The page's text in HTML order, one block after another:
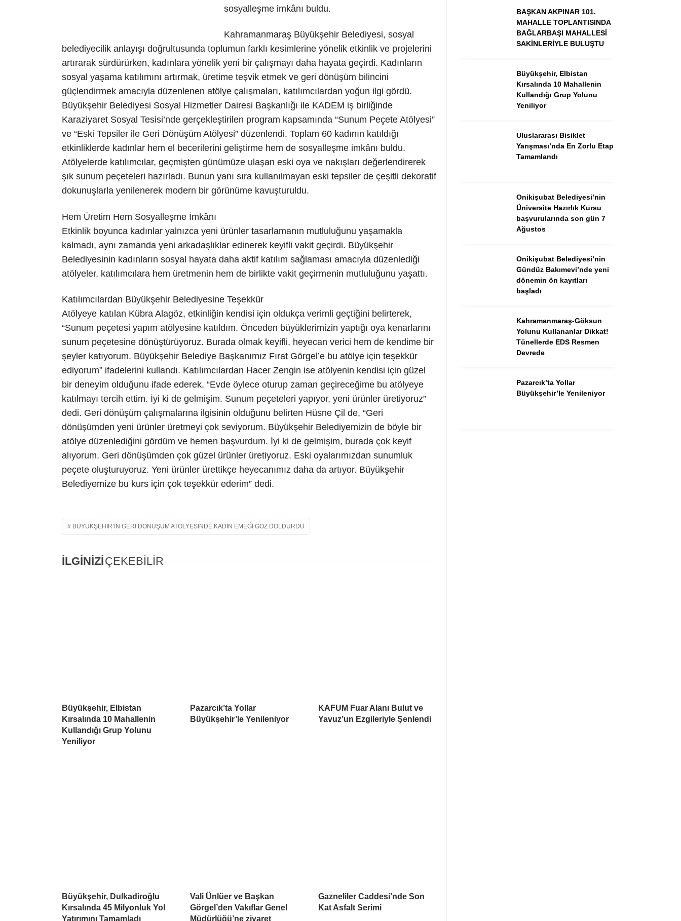
WhatsApp İhbar Hattı
Facebook
Youtube
sosyalleşme imkânı buldu.
Kahramanmaraş Büyükşehir Belediyesi, sosyal
belediyecilik anlayışı doğrultusunda toplumun farklı kesimlerine yönelik etkinlik ve projelerini
artırarak sürdürürken, kadınlara yönelik yeni bir çalışmayı daha hayata geçirdi. Kadınların
sosyal yaşama katılımını artırmak, üretime teşvik etmek ve geri dönüşüm bilincini
güçlendirmek amacıyla düzenlenen atölye çalışmaları, katılımcılardan yoğun ilgi gördü.
Büyükşehir Belediyesi Sosyal Hizmetler Dairesi Başkanlığı ile KADEM iş birliğinde
Karaziyaret Sosyal Tesisi’nde gerçekleştirilen program kapsamında “Sunum Peçete Atölyesi”
ve “Eski Tepsiler ile Geri Dönüşüm Atölyesi” düzenlendi. Toplam 60 kadının katıldığı
etkinliklerde kadınlar hem el becerilerini geliştirme hem de sosyalleşme imkânı buldu.
Atölyelerde katılımcılar, geçmişten günümüze ulaşan eski oya ve nakışları değerlendirerek
şık sunum peçeteleri hazırladı. Bunun yanı sıra kullanılmayan eski tepsiler de çeşitli dekoratif
dokunuşlarla yenilenerek modern bir görünüme kavuşturuldu.
Hem Üretim Hem Sosyalleşme İmkânı
Etkinlik boyunca kadınlar yalnızca yeni ürünler tasarlamanın mutluluğunu yaşamakla
kalmadı, aynı zamanda yeni arkadaşlıklar edinerek keyifli vakit geçirdi. Büyükşehir
Belediyesinin kadınların sosyal hayata daha aktif katılım sağlaması amacıyla düzenlediği
atölyeler, katılımcılara hem üretmenin hem de birlikte vakit geçirmenin mutluluğunu yaşattı.
Katılımcılardan Büyükşehir Belediyesine Teşekkür
Atölyeye katılan Kübra Alagöz, etkinliğin kendisi için oldukça verimli geçtiğini belirterek,
“Sunum peçetesi yapım atölyesine katıldım. Önceden büyüklerimizin yaptığı oya kenarlarını
sunum peçetesine dönüştürüyoruz. Burada olmak keyifli, heyecan verici hem de kendime bir
şeyler katıyorum. Büyükşehir Belediye Başkanımız Fırat Görgel’e bu atölye için teşekkür
ediyorum” ifadelerini kullandı. Katılımcılardan Hacer Zengin ise atölyenin kendisi için güzel
bir deneyim olduğunu ifade ederek, “Evde öylece oturup zaman geçireceğime bu atölyeye
katılmayı tercih ettim. İyi ki de gelmişim. Sunum peçeteleri yapıyor, yeni ürünler üretiyoruz”
dedi. Geri dönüşüm çalışmalarına ilgisinin olduğunu belirten Hüsne Çil de, “Geri
dönüşümden yeni ürünler üretmeyi çok seviyorum. Büyükşehir Belediyemizin de böyle bir
atölye düzenlediğini gördüm ve hemen başvurdum. İyi ki de gelmişim, burada çok keyif
alıyorum. Geri dönüşümden çok güzel ürünler üretiyoruz. Eski oyalarımızdan sunumluk
peçete oluşturuyoruz. Yeni ürünler ürettikçe heyecanımız daha da artıyor. Büyükşehir
Belediyemize bu kurs için çok teşekkür ederim” dedi.
BÜYÜKŞEHIR’IN GERI DÖNÜŞÜM ATÖLYESINDE KADIN EMEĞI GÖZ DOLDURDU
İLGİNİZİÇEKEBİLİR
Büyükşehir, Elbistan
Kırsalında 10 Mahallenin
Kullandığı Grup Yolunu
Yeniliyor
Pazarcık’ta Yollar
Büyükşehir’le Yenileniyor
KAFUM Fuar Alanı Bulut ve
Yavuz’un Ezgileriyle Şenlendi
Büyükşehir, Dulkadiroğlu
Kırsalında 45 Milyonluk Yol
Yatırımını Tamamladı
Vali Ünlüer ve Başkan
Görgel’den Vakıflar Genel
Müdürlüğü’ne ziyaret
Gazneliler Caddesi’nde Son
Kat Asfalt Serimi
BAŞKAN AKPINAR 101.
MAHALLE TOPLANTISINDA
BAĞLARBAŞI MAHALLESİ
SAKİNLERİYLE BULUŞTU
Büyükşehir, Elbistan
Kırsalında 10 Mahallenin
Kullandığı Grup Yolunu
Yeniliyor
Uluslararası Bisiklet
Yarışması’nda En Zorlu Etap
Tamamlandı
Onikişubat Belediyesi’nin
Üniversite Hazırlık Kursu
başvurularında son gün 7
Ağustos
Onikişubat Belediyesi’nin
Gündüz Bakımevi’nde yeni
dönemin ön kayıtları
başladı
Kahramanmaraş-Göksun
Yolunu Kullananlar Dikkat!
Tünellerde EDS Resmen
Devrede
Pazarcık’ta Yollar
Büyükşehir’le Yenileniyor